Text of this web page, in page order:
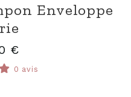
Enveloppe
€
0 avis